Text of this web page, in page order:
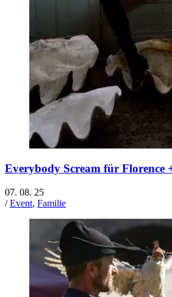
Everybody Scream für Florence
07. 08. 25
/Event, Familie